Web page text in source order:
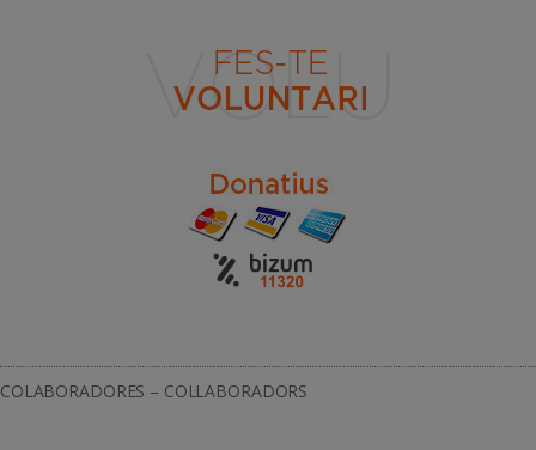
COLABORADORES – COL·LABORADORS